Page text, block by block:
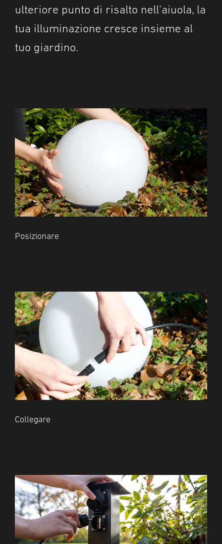
ulteriore punto di risalto nell'aiuola, la
tua illuminazione cresce insieme al
tuo giardino.
Posizionare
Collegare